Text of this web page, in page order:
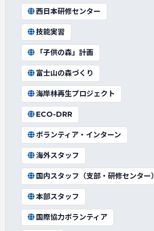
西日本研修センター
技能実習
「子供の森」計画
富士山の森づくり
海岸林再生プロジェクト
ECO-DRR
ボランティア・インターン
海外スタッフ
国内スタッフ（支部・研修センター）
本部スタッフ
国際協力ボランティア